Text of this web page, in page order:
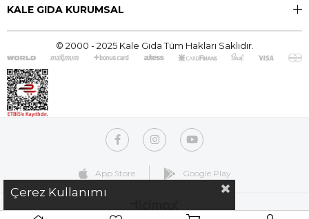
KALE GIDA KURUMSAL
© 2000 - 2025 Kale Gıda Tüm Hakları Saklıdır.
App Store Google Play
Çerez Kullanımı